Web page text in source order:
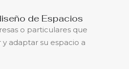
de Espacios
o particulares que
adaptar su espacio a